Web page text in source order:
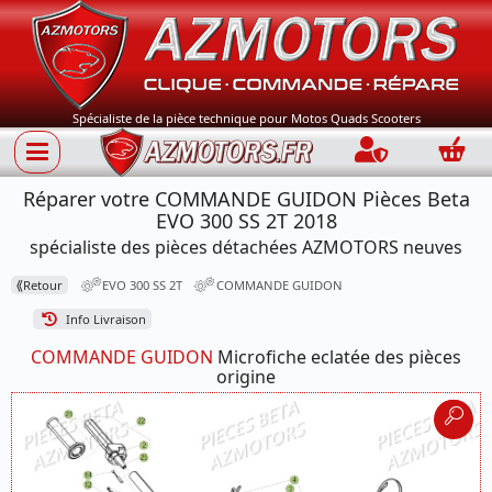
Spécialiste de la pièce technique pour Motos Quads Scooters
Connection
Réparer votre COMMANDE GUIDON Pièces Beta
EVO 300 SS 2T 2018
spécialiste des pièces détachées AZMOTORS neuves
⟪Retour EVO 300 SS 2T COMMANDE GUIDON
Info Livraison
COMMANDE GUIDON Microfiche eclatée des pièces
origine